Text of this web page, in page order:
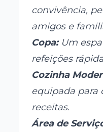
convivência,
amigos e
Copa:Um
refeições
Cozinha
equipada para
receitas.
Área de